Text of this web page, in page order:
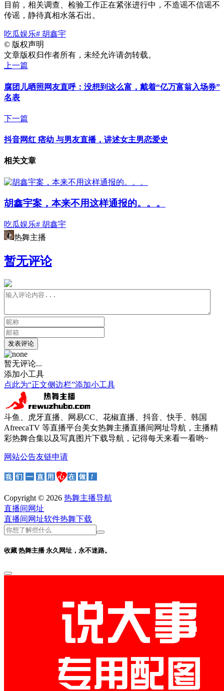
目前，相关调查、检验工作正在紧张进行中，不造谣不信谣不
传谣，静待真相水落石出。
吃瓜娱乐# 胡鑫宇
© 版权声明
文章版权归作者所有，未经允许请勿转载。
上一篇
腐团儿晒照网友直呼：没想到这么富，戴着“亿万富翁入场券”
名表
下一篇
抖音网红 痞幼 与男友直播，讲述女主男恋爱史
相关文章
胡鑫宇案，本来不用这样通报的。。。
吃瓜娱乐# 胡鑫宇
热舞主播
暂无评论
发表评论
暂无评论...
添加小工具
点此为“正文侧边栏”添加小工具
斗鱼、虎牙直播、网易CC、花椒直播、抖音、快手、韩国
AfreecaTV 等直播平台美女热舞主播直播间网址导航，主播精
彩热舞合集以及写真图片下载导航，记得每天来看一看哟~
网站公告友链申请
Copyright © 2026 热舞主播导航
直播间网址
直播间网址软件热舞下载
收藏 热舞主播 永久网址，永不迷路。